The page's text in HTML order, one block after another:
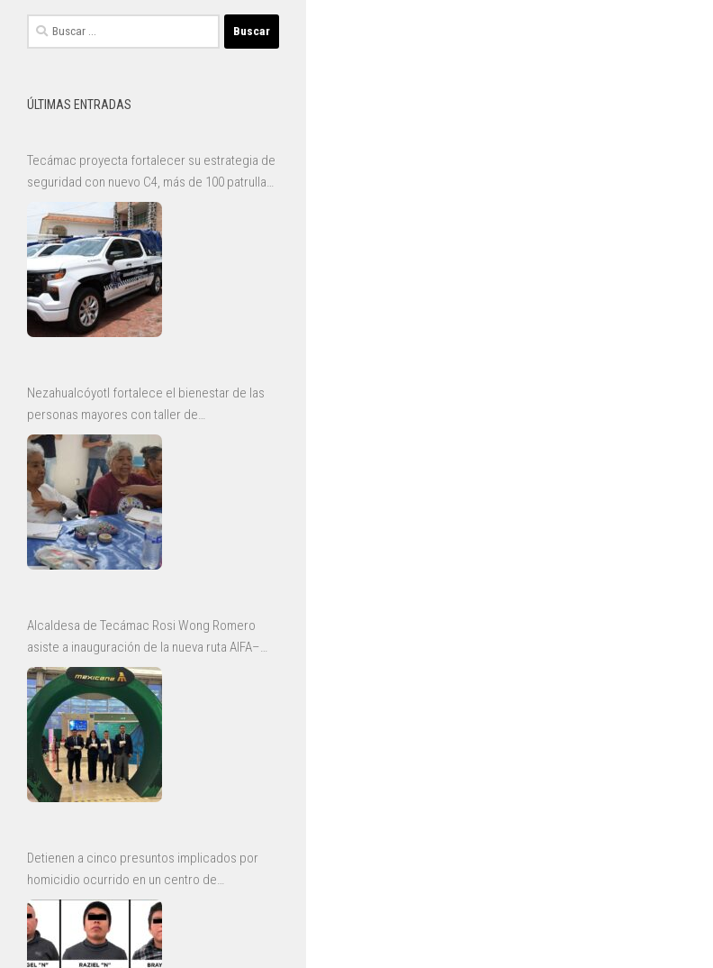
Buscar:
ÚLTIMAS ENTRADAS
Tecámac proyecta fortalecer su estrategia de
seguridad con nuevo C4, más de 100 patrullas
y mejoras para la Guardia Civil
Nezahualcóyotl fortalece el bienestar de las
personas mayores con taller de
envejecimiento saludable
Alcaldesa de Tecámac Rosi Wong Romero
asiste a inauguración de la nueva ruta AIFA–
Bajío de Mexicana
Detienen a cinco presuntos implicados por
homicidio ocurrido en un centro de
rehabilitación de Ecatepec